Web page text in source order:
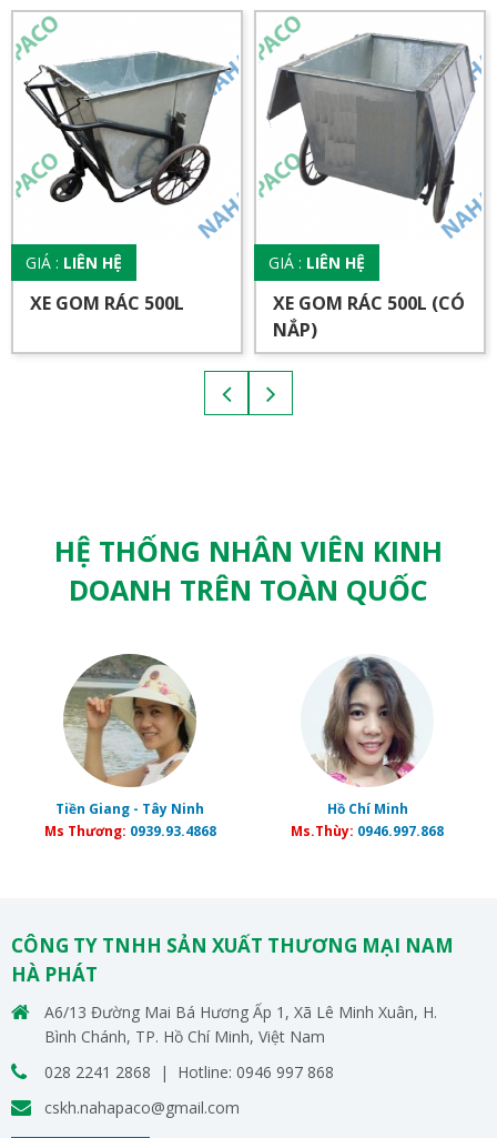
GIÁ : LIÊN HỆ
XE GOM RÁC 500L
GIÁ : LIÊN HỆ
XE GOM RÁC 500L (CÓ
NẮP)
HỆ THỐNG NHÂN VIÊN KINH
DOANH TRÊN TOÀN QUỐC
Tiền Giang - Tây Ninh
Ms Thương: 0939.93.4868
Hồ Chí Minh
Ms.Thùy: 0946.997.868
CÔNG TY TNHH SẢN XUẤT THƯƠNG MẠI NAM
HÀ PHÁT
A6/13 Đường Mai Bá Hương Ấp 1, Xã Lê Minh Xuân, H.
Bình Chánh, TP. Hồ Chí Minh, Việt Nam
028 2241 2868 | Hotline: 0946 997 868
cskh.nahapaco@gmail.com